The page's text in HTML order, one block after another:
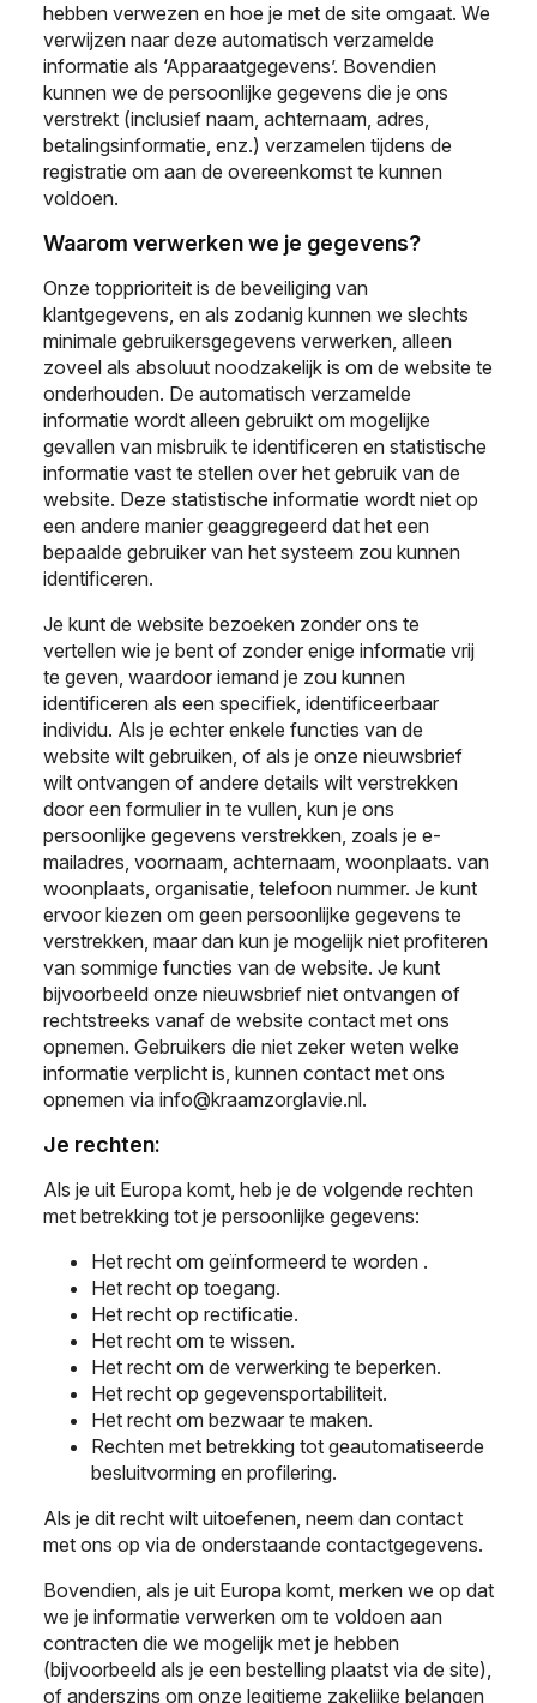
hebben verwezen en hoe je met de site omgaat. We
verwijzen naar deze automatisch verzamelde
informatie als ‘Apparaatgegevens’. Bovendien
kunnen we de persoonlijke gegevens die je ons
verstrekt (inclusief naam, achternaam, adres,
betalingsinformatie, enz.) verzamelen tijdens de
registratie om aan de overeenkomst te kunnen
voldoen.
Waarom verwerken we je gegevens?
Onze topprioriteit is de beveiliging van
klantgegevens, en als zodanig kunnen we slechts
minimale gebruikersgegevens verwerken, alleen
zoveel als absoluut noodzakelijk is om de website te
onderhouden. De automatisch verzamelde
informatie wordt alleen gebruikt om mogelijke
gevallen van misbruik te identificeren en statistische
informatie vast te stellen over het gebruik van de
website. Deze statistische informatie wordt niet op
een andere manier geaggregeerd dat het een
bepaalde gebruiker van het systeem zou kunnen
identificeren.
Je kunt de website bezoeken zonder ons te
vertellen wie je bent of zonder enige informatie vrij
te geven, waardoor iemand je zou kunnen
identificeren als een specifiek, identificeerbaar
individu. Als je echter enkele functies van de
website wilt gebruiken, of als je onze nieuwsbrief
wilt ontvangen of andere details wilt verstrekken
door een formulier in te vullen, kun je ons
persoonlijke gegevens verstrekken, zoals je e-
mailadres, voornaam, achternaam, woonplaats. van
woonplaats, organisatie, telefoon nummer. Je kunt
ervoor kiezen om geen persoonlijke gegevens te
verstrekken, maar dan kun je mogelijk niet profiteren
van sommige functies van de website. Je kunt
bijvoorbeeld onze nieuwsbrief niet ontvangen of
rechtstreeks vanaf de website contact met ons
opnemen. Gebruikers die niet zeker weten welke
informatie verplicht is, kunnen contact met ons
opnemen via info@kraamzorglavie.nl.
Je rechten:
Als je uit Europa komt, heb je de volgende rechten
met betrekking tot je persoonlijke gegevens:
Het recht om geïnformeerd te worden .
Het recht op toegang.
Het recht op rectificatie.
Het recht om te wissen.
Het recht om de verwerking te beperken.
Het recht op gegevensportabiliteit.
Het recht om bezwaar te maken.
Rechten met betrekking tot geautomatiseerde
besluitvorming en profilering.
Als je dit recht wilt uitoefenen, neem dan contact
met ons op via de onderstaande contactgegevens.
Bovendien, als je uit Europa komt, merken we op dat
we je informatie verwerken om te voldoen aan
contracten die we mogelijk met je hebben
(bijvoorbeeld als je een bestelling plaatst via de site),
of anderszins om onze legitieme zakelijke belangen